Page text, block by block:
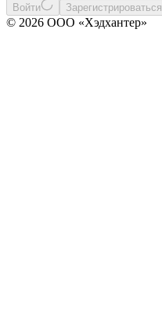
Войти Зарегистрироваться
© 2026 ООО «Хэдхантер»